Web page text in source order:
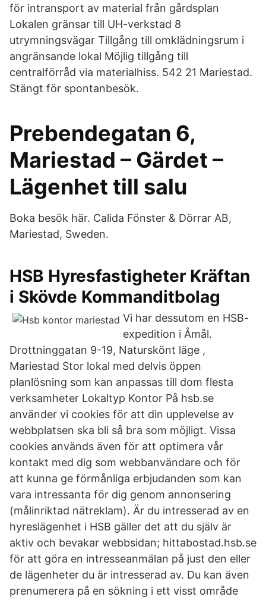
för intransport av material från gårdsplan
Lokalen gränsar till UH-verkstad 8
utrymningsvägar Tillgång till omklädningsrum i
angränsande lokal Möjlig tillgång till
centralförråd via materialhiss. 542 21 Mariestad.
Stängt för spontanbesök.
Prebendegatan 6,
Mariestad – Gärdet –
Lägenhet till salu
Boka besök här. Calida Fönster & Dörrar AB,
Mariestad, Sweden.
HSB Hyresfastigheter Kräftan
i Skövde Kommanditbolag
Vi har dessutom en HSB-
expedition i Åmål.
Drottninggatan 9-19, Naturskönt läge ,
Mariestad Stor lokal med delvis öppen
planlösning som kan anpassas till dom flesta
verksamheter Lokaltyp Kontor På hsb.se
använder vi cookies för att din upplevelse av
webbplatsen ska bli så bra som möjligt. Vissa
cookies används även för att optimera vår
kontakt med dig som webbanvändare och för
att kunna ge förmånliga erbjudanden som kan
vara intressanta för dig genom annonsering
(målinriktad nätreklam). Är du intresserad av en
hyreslägenhet i HSB gäller det att du själv är
aktiv och bevakar webbsidan; hittabostad.hsb.se
för att göra en intresseanmälan på just den eller
de lägenheter du är intresserad av. Du kan även
prenumerera på en sökning i ett visst område